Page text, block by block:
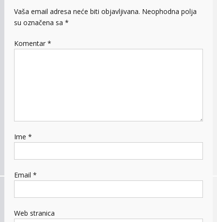
Vaša email adresa neće biti objavljivana. Neophodna polja
su označena sa *
Komentar *
Ime *
Email *
Web stranica